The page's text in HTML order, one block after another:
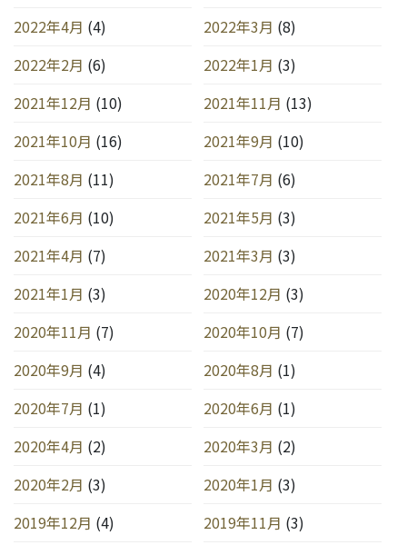
2022年4月 (4) 2022年3月 (8)
2022年2月 (6) 2022年1月 (3)
2021年12月 (10) 2021年11月 (13)
2021年10月 (16) 2021年9月 (10)
2021年8月 (11) 2021年7月 (6)
2021年6月 (10) 2021年5月 (3)
2021年4月 (7) 2021年3月 (3)
2021年1月 (3) 2020年12月 (3)
2020年11月 (7) 2020年10月 (7)
2020年9月 (4) 2020年8月 (1)
2020年7月 (1) 2020年6月 (1)
2020年4月 (2) 2020年3月 (2)
2020年2月 (3) 2020年1月 (3)
2019年12月 (4) 2019年11月 (3)